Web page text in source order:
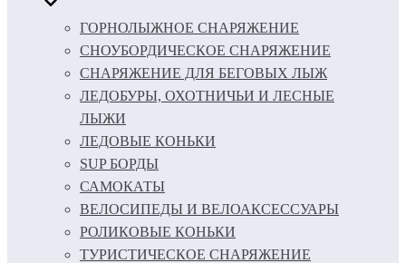
ГОРНОЛЫЖНОЕ СНАРЯЖЕНИЕ
СНОУБОРДИЧЕСКОЕ СНАРЯЖЕНИЕ
СНАРЯЖЕНИЕ ДЛЯ БЕГОВЫХ ЛЫЖ
ЛЕДОБУРЫ, ОХОТНИЧЬИ И ЛЕСНЫЕ
ЛЫЖИ
ЛЕДОВЫЕ КОНЬКИ
SUP БОРДЫ
САМОКАТЫ
ВЕЛОСИПЕДЫ И ВЕЛОАКСЕССУАРЫ
РОЛИКОВЫЕ КОНЬКИ
ТУРИСТИЧЕСКОЕ СНАРЯЖЕНИЕ